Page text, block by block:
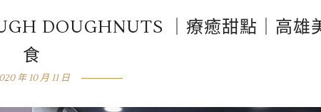
DOUGHNUTS ｜療癒甜點｜高雄
食
年 10 月 11 日